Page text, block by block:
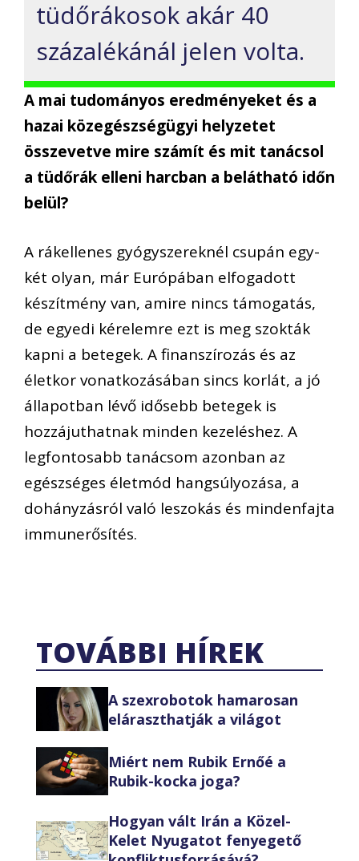
tüdőrákosok akár 40
százalékánál jelen volta.
A mai tudományos eredményeket és a
hazai közegészségügyi helyzetet
összevetve mire számít és mit tanácsol
a tüdőrák elleni harcban a belátható időn
belül?
A rákellenes gyógyszereknél csupán egy-
két olyan, már Európában elfogadott
készítmény van, amire nincs támogatás,
de egyedi kérelemre ezt is meg szokták
kapni a betegek. A finanszírozás és az
életkor vonatkozásában sincs korlát, a jó
állapotban lévő idősebb betegek is
hozzájuthatnak minden kezeléshez. A
legfontosabb tanácsom azonban az
egészséges életmód hangsúlyozása, a
dohányzásról való leszokás és mindenfajta
immunerősítés.
TOVÁBBI HÍREK
A szexrobotok hamarosan
eláraszthatják a világot
Miért nem Rubik Ernőé a
Rubik-kocka joga?
Hogyan vált Irán a Közel-
Kelet Nyugatot fenyegető